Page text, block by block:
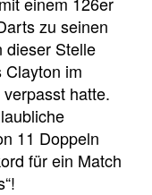
zu seinen
dieser Stelle
Clayton im
hatte.
11 Doppeln
für ein Match